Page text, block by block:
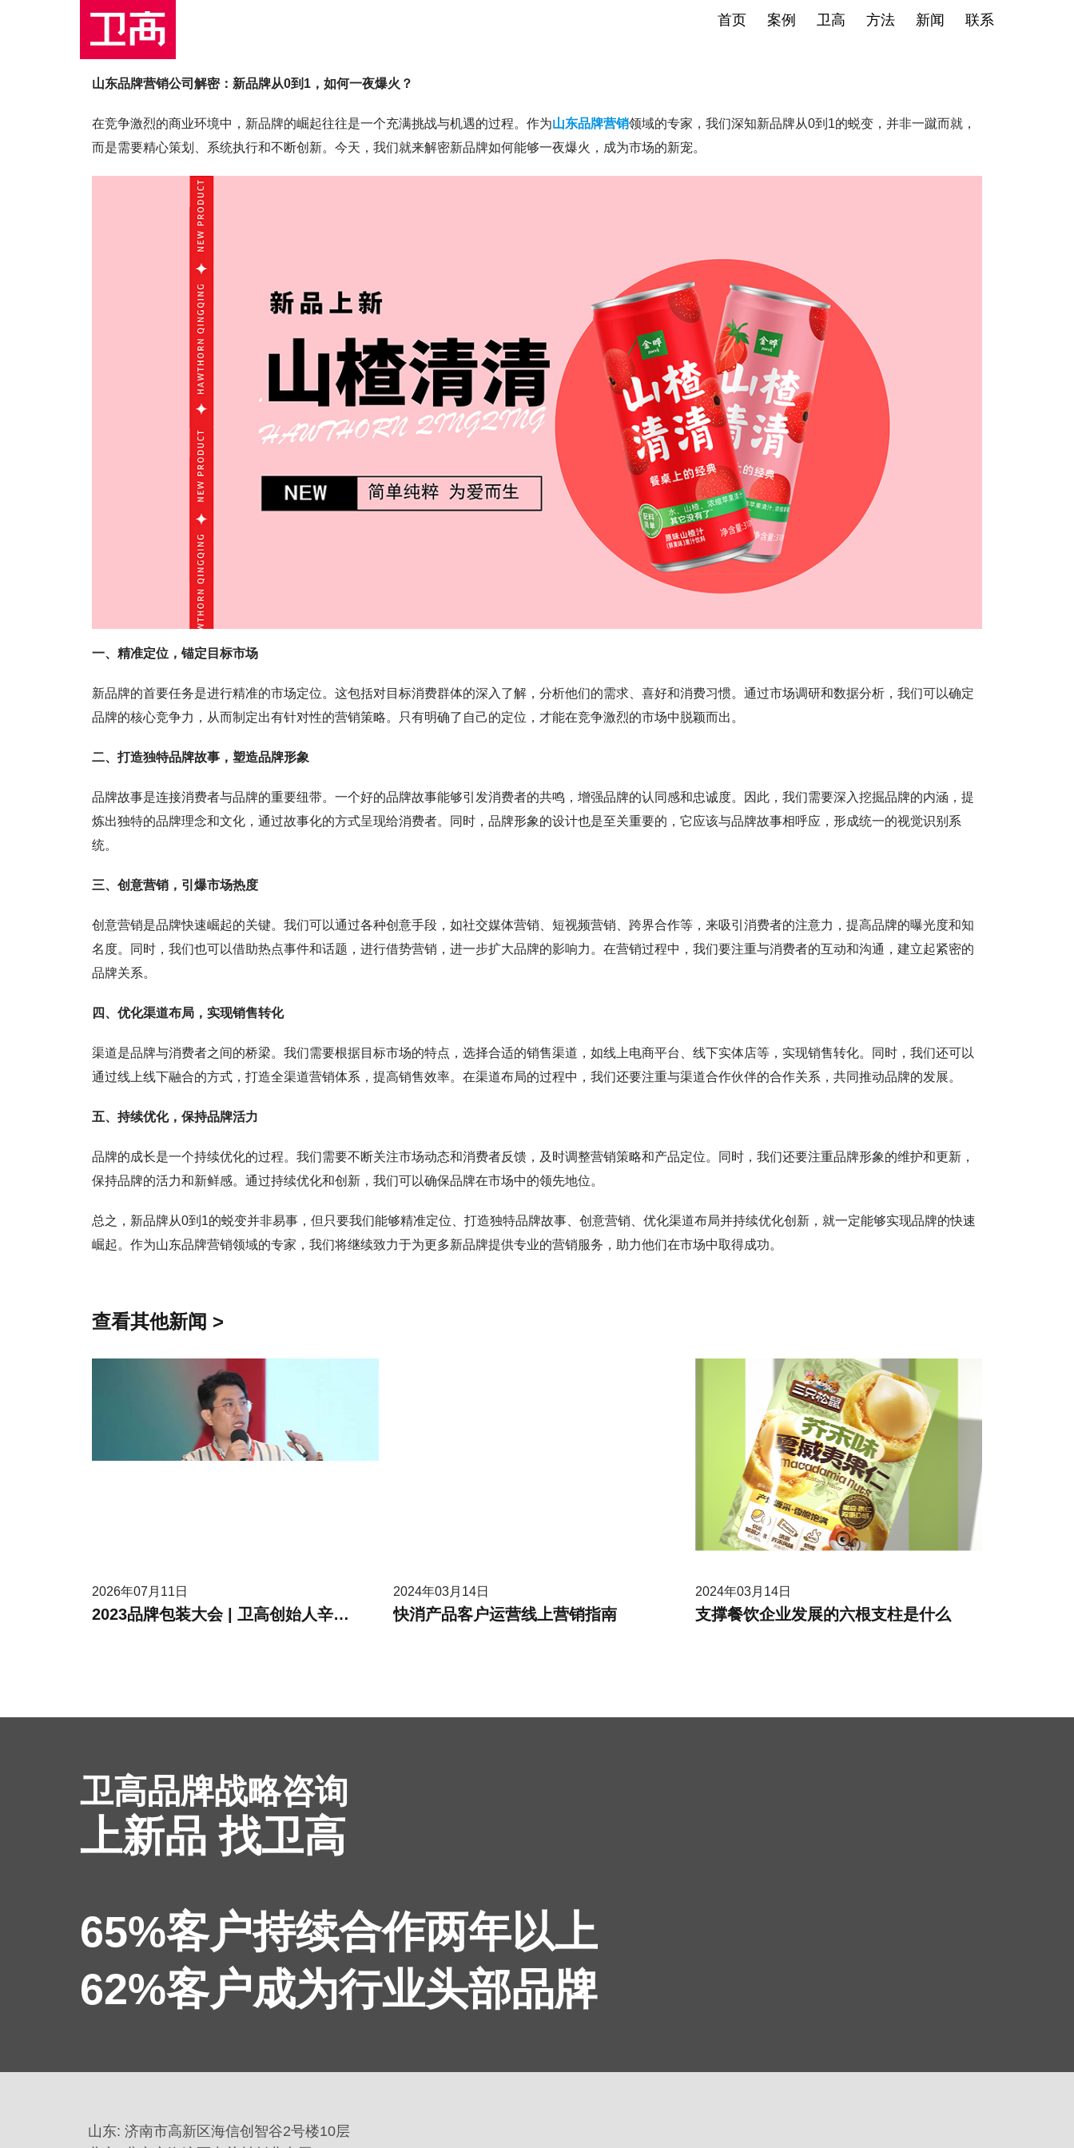
首页 案例 卫高 方法 新闻 联系
山东品牌营销公司解密：新品牌从0到1，如何一夜爆火？
在竞争激烈的商业环境中，新品牌的崛起往往是一个充满挑战与机遇的过程。作为山东品牌营销领域的专家，我们深知新品牌从0到1的蜕变，并非一蹴而就，
而是需要精心策划、系统执行和不断创新。今天，我们就来解密新品牌如何能够一夜爆火，成为市场的新宠。
一、精准定位，锚定目标市场
新品牌的首要任务是进行精准的市场定位。这包括对目标消费群体的深入了解，分析他们的需求、喜好和消费习惯。通过市场调研和数据分析，我们可以确定
品牌的核心竞争力，从而制定出有针对性的营销策略。只有明确了自己的定位，才能在竞争激烈的市场中脱颖而出。
二、打造独特品牌故事，塑造品牌形象
品牌故事是连接消费者与品牌的重要纽带。一个好的品牌故事能够引发消费者的共鸣，增强品牌的认同感和忠诚度。因此，我们需要深入挖掘品牌的内涵，提
炼出独特的品牌理念和文化，通过故事化的方式呈现给消费者。同时，品牌形象的设计也是至关重要的，它应该与品牌故事相呼应，形成统一的视觉识别系
统。
三、创意营销，引爆市场热度
创意营销是品牌快速崛起的关键。我们可以通过各种创意手段，如社交媒体营销、短视频营销、跨界合作等，来吸引消费者的注意力，提高品牌的曝光度和知
名度。同时，我们也可以借助热点事件和话题，进行借势营销，进一步扩大品牌的影响力。在营销过程中，我们要注重与消费者的互动和沟通，建立起紧密的
品牌关系。
四、优化渠道布局，实现销售转化
渠道是品牌与消费者之间的桥梁。我们需要根据目标市场的特点，选择合适的销售渠道，如线上电商平台、线下实体店等，实现销售转化。同时，我们还可以
通过线上线下融合的方式，打造全渠道营销体系，提高销售效率。在渠道布局的过程中，我们还要注重与渠道合作伙伴的合作关系，共同推动品牌的发展。
五、持续优化，保持品牌活力
品牌的成长是一个持续优化的过程。我们需要不断关注市场动态和消费者反馈，及时调整营销策略和产品定位。同时，我们还要注重品牌形象的维护和更新，
保持品牌的活力和新鲜感。通过持续优化和创新，我们可以确保品牌在市场中的领先地位。
总之，新品牌从0到1的蜕变并非易事，但只要我们能够精准定位、打造独特品牌故事、创意营销、优化渠道布局并持续优化创新，就一定能够实现品牌的快速
崛起。作为山东品牌营销领域的专家，我们将继续致力于为更多新品牌提供专业的营销服务，助力他们在市场中取得成功。
查看其他新闻 >
2026年07月11日
2023品牌包装大会 | 卫高创始人辛高卫作为受邀嘉宾进行现场分享
2024年03月14日
快消产品客户运营线上营销指南
2024年03月14日
支撑餐饮企业发展的六根支柱是什么
卫高品牌战略咨询
上新品 找卫高
65%客户持续合作两年以上
62%客户成为行业头部品牌
山东: 济南市高新区海信创智谷2号楼10层